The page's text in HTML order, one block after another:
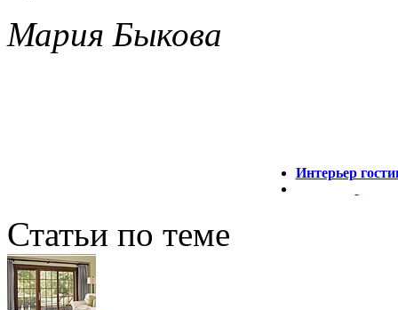
Мария Быкова
Интерьер
Статьи по теме